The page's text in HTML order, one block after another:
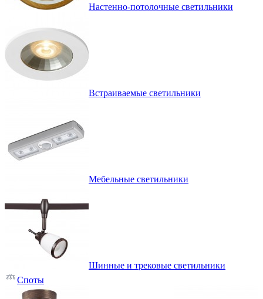
Настенно-потолочные светильники
Встраиваемые светильники
Мебельные светильники
Шинные и трековые светильники
Споты